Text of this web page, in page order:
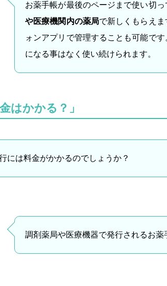
お薬手帳が最後のページまで使い切っ
や医療機関内の薬局で新しくもらえ
ォンアプリで管理することも可能で
になる事はなく使い続けられます。
はかかる？」
には料金がかかるのでしょうか？
調剤薬局や医療機器で発行されるお薬